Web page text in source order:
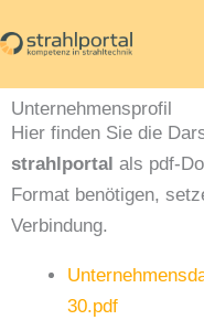
Inhalt
Unternehmensprofil
Hier finden Sie die
strahlportal als pdf-
Format benötigen,
Verbindung.
30.pdf